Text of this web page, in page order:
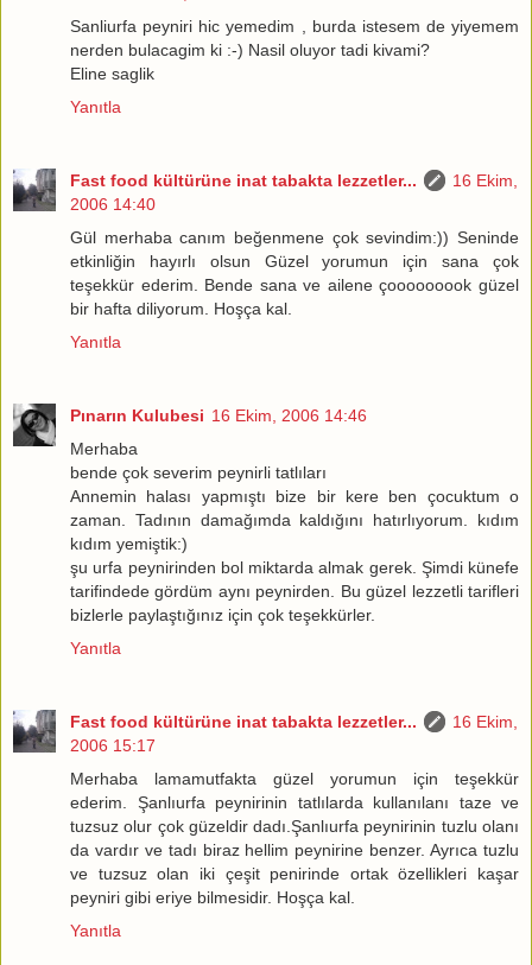
Sanliurfa peyniri hic yemedim , burda istesem de yiyemem
nerden bulacagim ki :-) Nasil oluyor tadi kivami?
Eline saglik
Yanıtla
Fast food kültürüne inat tabakta lezzetler...
16 Ekim,
2006 14:40
Gül merhaba canım beğenmene çok sevindim:)) Seninde
etkinliğin hayırlı olsun Güzel yorumun için sana çok
teşekkür ederim. Bende sana ve ailene çooooooook güzel
bir hafta diliyorum. Hoşça kal.
Yanıtla
Pınarın Kulubesi 16 Ekim, 2006 14:46
Merhaba
bende çok severim peynirli tatlıları
Annemin halası yapmıştı bize bir kere ben çocuktum o
zaman. Tadının damağımda kaldığını hatırlıyorum. kıdım
kıdım yemiştik:)
şu urfa peynirinden bol miktarda almak gerek. Şimdi künefe
tarifindede gördüm aynı peynirden. Bu güzel lezzetli tarifleri
bizlerle paylaştığınız için çok teşekkürler.
Yanıtla
Fast food kültürüne inat tabakta lezzetler...
16 Ekim,
2006 15:17
Merhaba lamamutfakta güzel yorumun için teşekkür
ederim. Şanlıurfa peynirinin tatlılarda kullanılanı taze ve
tuzsuz olur çok güzeldir dadı.Şanlıurfa peynirinin tuzlu olanı
da vardır ve tadı biraz hellim peynirine benzer. Ayrıca tuzlu
ve tuzsuz olan iki çeşit penirinde ortak özellikleri kaşar
peyniri gibi eriye bilmesidir. Hoşça kal.
Yanıtla